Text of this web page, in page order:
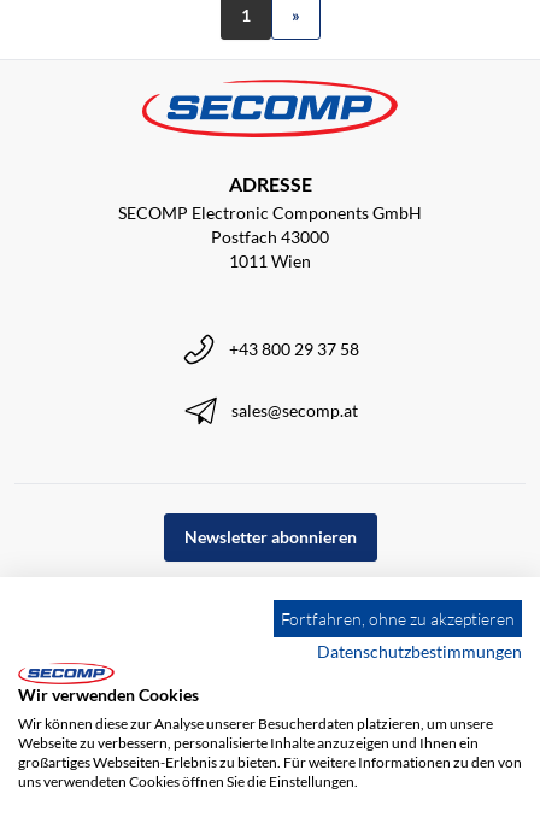
1 »
ADRESSE
SECOMP Electronic Components GmbH
Postfach 43000
1011 Wien
+43 800 29 37 58
sales@secomp.at
Newsletter abonnieren
Fortfahren, ohne zu akzeptieren
Datenschutzbestimmungen
Wir verwenden Cookies
Wir können diese zur Analyse unserer Besucherdaten platzieren, um unsere
Webseite zu verbessern, personalisierte Inhalte anzuzeigen und Ihnen ein
großartiges Webseiten-Erlebnis zu bieten. Für weitere Informationen zu den von
uns verwendeten Cookies öffnen Sie die Einstellungen.